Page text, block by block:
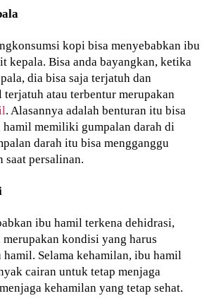
kopi bisa menyebabkan ibu
kepala. Bisa anda bayangkan, ketika
dia bisa saja terjatuh dan
terjatuh atau terbentur merupakan
. Alasannya adalah benturan itu bisa
hamil memiliki gumpalan darah di
darah itu bisa mengganggu
saat persalinan.
ibu hamil terkena dehidrasi,
kondisi yang harus
Selama kehamilan, ibu hamil
cairan untuk tetap menjaga
kehamilan yang tetap sehat.